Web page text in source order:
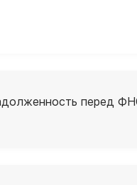
перед